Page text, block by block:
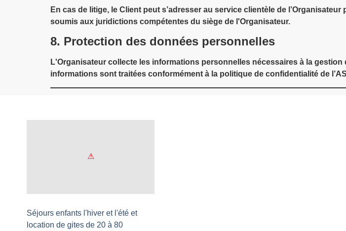
En cas de litige, le Client peut s’adresser au service clientèle de
soumis aux juridictions compétentes du siège de l'Organisateur.
8. Protection des données personnelles
L'Organisateur collecte les informations personnelles nécessaires à la
informations sont traitées conformément à la politique de confidentialité de
Séjours enfants l'hiver et l'été et
location de gites de 20 à 80